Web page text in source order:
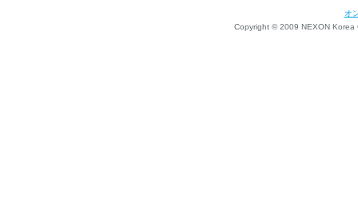
オ
Copyright © 2009 NEXON Korea